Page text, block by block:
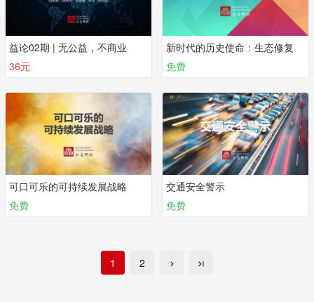
益论02期 | 无公益，不商业
36元
新时代的历史使命：生态修复
免费
可口可乐的可持续发展战略
免费
交通安全警示
免费
1 2